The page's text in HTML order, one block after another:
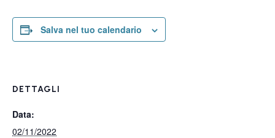
Salva nel tuo calendario
DETTAGLI
Data:
02/11/2022